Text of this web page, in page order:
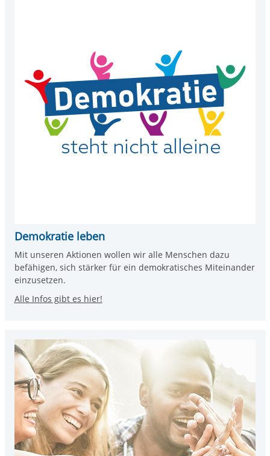
Demokratie leben
Mit unseren Aktionen wollen wir alle Menschen dazu
befähigen, sich stärker für ein demokratisches Miteinander
einzusetzen.
Alle Infos gibt es hier!